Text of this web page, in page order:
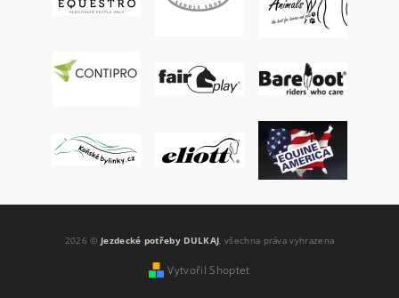
2026 © Jezdecké potřeby DULKAJ , všechna práva vyhrazena
Vytvořil Shoptet